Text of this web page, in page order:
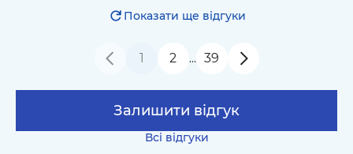
Всі відгуки
Залишити відгук
Показати ще відгуки
1 2 … 39